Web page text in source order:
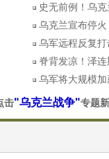
史无前例！乌
乌克兰宣布停
乌军远程反复
脊背发凉！泽
乌军将大规模
击"乌克兰战争"专题